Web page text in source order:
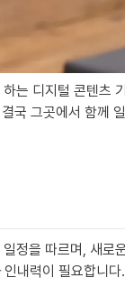
는 디지털 콘텐츠
국 그곳에서 함께
정을 따르며, 새로
내력이 필요합니다.